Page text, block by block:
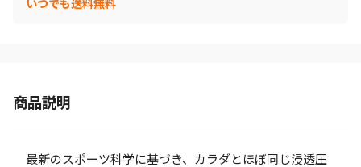
いつでも送料無料
商品説明
最新のスポーツ科学に基づき、カラダとほぼ同じ浸透圧